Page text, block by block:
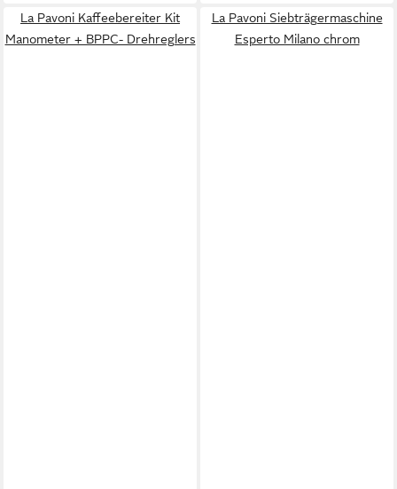
La Pavoni Kaffeebereiter Kit
Manometer + BPPC- Drehreglers
La Pavoni Siebträgermaschine
Esperto Milano chrom